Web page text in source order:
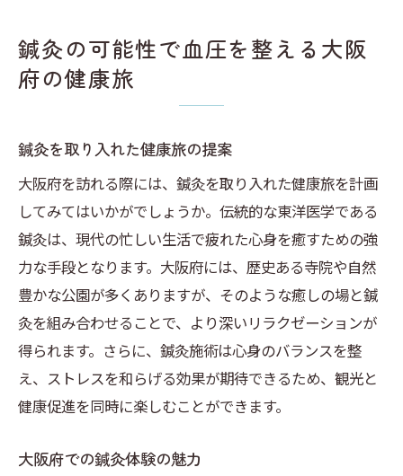
鍼灸の可能性で血圧を整える大阪
府の健康旅
鍼灸を取り入れた健康旅の提案
大阪府を訪れる際には、鍼灸を取り入れた健康旅を計画
してみてはいかがでしょうか。伝統的な東洋医学である
鍼灸は、現代の忙しい生活で疲れた心身を癒すための強
力な手段となります。大阪府には、歴史ある寺院や自然
豊かな公園が多くありますが、そのような癒しの場と鍼
灸を組み合わせることで、より深いリラクゼーションが
得られます。さらに、鍼灸施術は心身のバランスを整
え、ストレスを和らげる効果が期待できるため、観光と
健康促進を同時に楽しむことができます。
大阪府での鍼灸体験の魅力